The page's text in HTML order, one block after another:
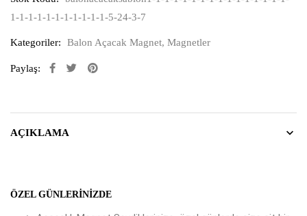
1-1-1-1-1-1-1-1-1-1-1-5-24-3-7
Kategoriler: Balon Açacak Magnet, Magnetler
Paylaş:
AÇIKLAMA
ÖZEL GÜNLERINIZDE